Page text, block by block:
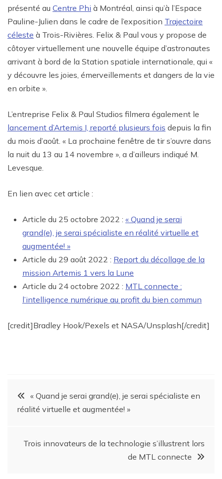
présenté au Centre Phi à Montréal, ainsi qu’à l’Espace
Pauline-Julien dans le cadre de l’exposition Trajectoire
céleste à Trois-Rivières. Felix & Paul vous y propose de
côtoyer virtuellement une nouvelle équipe d’astronautes
arrivant à bord de la Station spatiale internationale, qui «
y découvre les joies, émerveillements et dangers de la vie
en orbite ».
L’entreprise Felix & Paul Studios filmera également le
lancement d’Artemis I, reporté plusieurs fois depuis la fin
du mois d’août. « La prochaine fenêtre de tir s’ouvre dans
la nuit du 13 au 14 novembre », a d’ailleurs indiqué M.
Levesque.
En lien avec cet article :
Article du 25 octobre 2022 : « Quand je serai
grand(e), je serai spécialiste en réalité virtuelle et
augmentée! »
Article du 29 août 2022 : Report du décollage de la
mission Artemis 1 vers la Lune
Article du 24 octobre 2022 : MTL connecte :
l’intelligence numérique au profit du bien commun
[credit]Bradley Hook/Pexels et NASA/Unsplash[/credit]
« Quand je serai grand(e), je serai spécialiste en
réalité virtuelle et augmentée! »
Trois innovateurs de la technologie s’illustrent lors
de MTL connecte